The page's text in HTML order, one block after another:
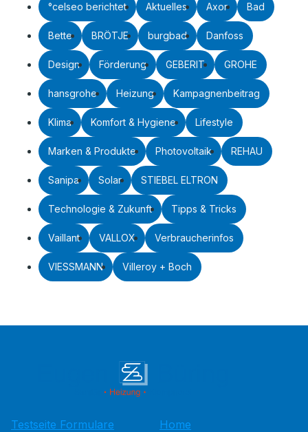
°celseo berichtet Aktuelles Axor Bad
Bette BRÖTJE burgbad Danfoss
Design Förderung GEBERIT GROHE
hansgrohe Heizung Kampagnenbeitrag
Klima Komfort & Hygiene Lifestyle
Marken & Produkte Photovoltaik REHAU
Sanipa Solar STIEBEL ELTRON
Technologie & Zukunft Tipps & Tricks
Vaillant VALLOX Verbraucherinfos
VIESSMANN Villeroy + Boch
Testseite Formulare
Home